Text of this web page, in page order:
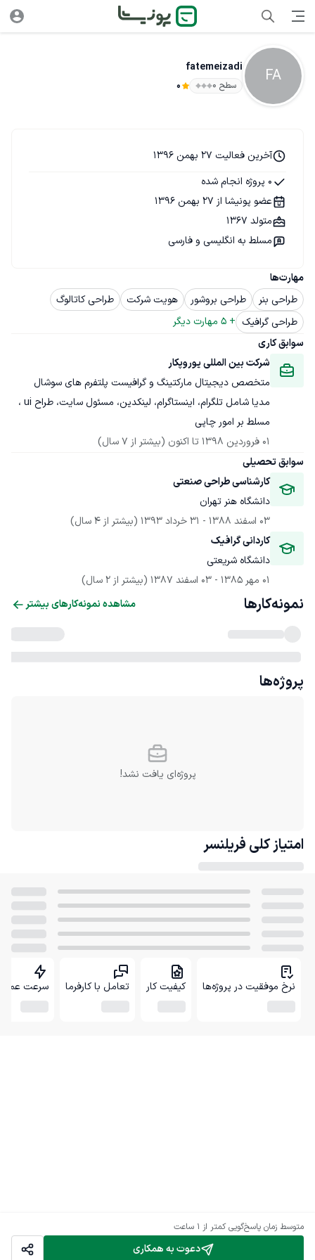
FA
fatemeizadi
سطح ۰ 0
دعوت به همکاری
متوسط زمان پاسخ‌گویی کمتر از 1 ساعت
مهارت‌ها
طراحی بنر
طراحی بروشور هویت شرکت
طراحی کاتالوگ
طراحی گرافیک +
5 مهارت دیگر
سوابق کاری
شرکت بین المللی یوروپکار
متخصص دیجیتال مارکتینگ و گرافیست پلتفرم های سوشال
مدیا شامل تلگرام، اینستاگرام، لینکدین، مسئول سایت، طراح ui ،
مسلط بر امور چاپی
01 فروردین 1398
تا اکنون (بیشتر از 7 سال)
سوابق تحصیلی
کارشناسی طراحی صنعتی
دانشگاه هنر تهران
03 اسفند 1388
- 31 خرداد 1393
(بیشتر از 4 سال)
کاردانی گرافیک
دانشگاه شریعتی
01 مهر 1385
- 03 اسفند 1387 (بیشتر از 2 سال)
آخرین فعالیت 27 بهمن 1396
0 پروژه انجام شده
عضو پونیشا از 27 بهمن 1396
متولد 1367
مسلط به انگلیسی و فارسی
نمونه‌کارها مشاهده نمونه‌کارهای بیشتر
پروژه‌ها
پروژه‌ای یافت نشد!
امتیاز کلی فریلنسر
نرخ موفقیت در پروژه‌ها کیفیت کار تعامل با کارفرما سرعت عمل